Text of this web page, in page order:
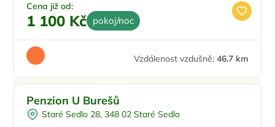
Cena již od:
1 100 Kč pokoj/noc
Vzdálenost vzdušně: 46.7 km
Penzion U Burešů
Staré Sedlo 28, 348 02 Staré Sedlo